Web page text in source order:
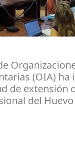
(OIA) ha
de extensión
del